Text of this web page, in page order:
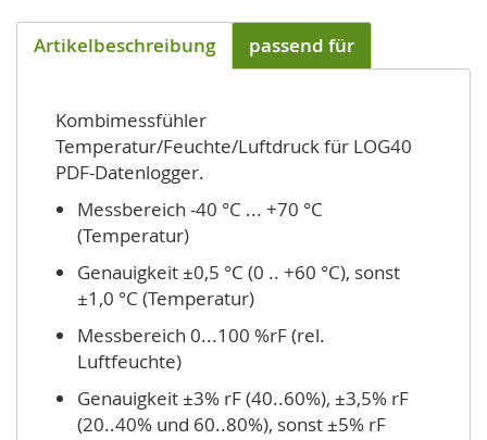
Artikelbeschreibung passend für
Kombimessfühler
Temperatur/Feuchte/Luftdruck für LOG40
PDF-Datenlogger.
Messbereich -40 °C ... +70 °C
(Temperatur)
Genau­ig­keit ±0,5 °C (0 .. +60 °C), sonst
±1,0 °C (Temperatur)
Messbereich 0...100 %rF (rel.
Luftfeuchte)
Genau­ig­keit ±3% rF (40..60%), ±3,5% rF
(20..40% und 60..80%), sonst ±5% rF